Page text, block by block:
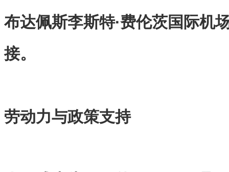
布达佩斯李斯特·费伦茨国际机
接。
劳动力与政策支持